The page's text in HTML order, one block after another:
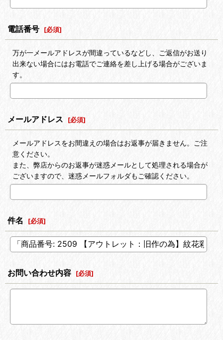
電話番号 [必須]
万が一メールアドレスが間違っているなどし、ご返信がお送り
出来ない場合にはお電話でご連絡を差し上げる場合がございま
す。
メールアドレス [必須]
メールアドレスをお間違えの場合はお返事が届きません。ご注
意ください。
また、弊店からのお返事が迷惑メールとして処理される場合が
ございますので、迷惑メールフォルダもご確認ください。
件名 [必須]
お問い合わせ内容 [必須]